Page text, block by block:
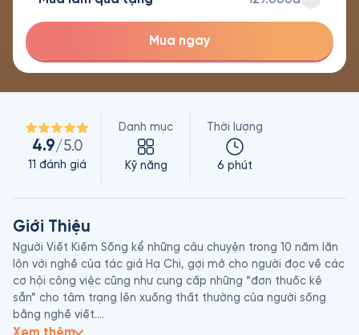
Mua ngay
4.9/5.0
11 đánh giá
Danh mục
Kỹ năng
Thời lượng
6 phút
Giới Thiệu
Người Viết Kiếm Sống kể những câu chuyện trong 10 năm lăn
lộn với nghề của tác giả Hạ Chi, gợi mở cho người đọc về các
cơ hội công việc cũng như cung cấp những “đơn thuốc kê
sẵn” cho tâm trạng lên xuống thất thường của người sống
bằng nghề viết.
Hạ Chi là một phóng viên, biên tập viên, người làm quảng
Xem thêm